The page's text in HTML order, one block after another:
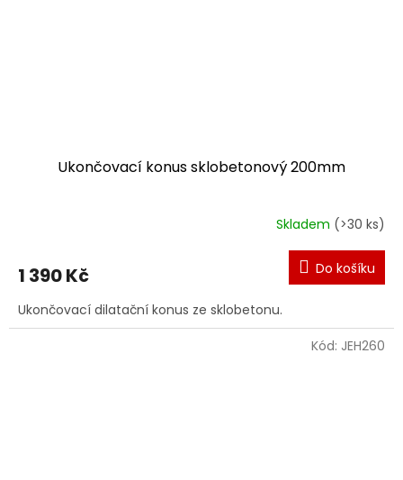
Ukončovací konus sklobetonový 200mm
Skladem (>30 ks)
1 390 Kč Do košíku
Ukončovací dilatační konus ze sklobetonu.
Kód: JEH260